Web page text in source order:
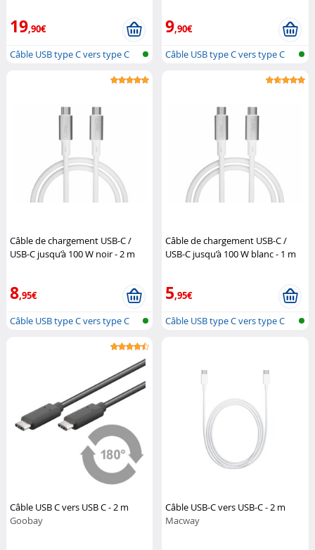
19,90€
Câble USB type C vers type C
9,90€
Câble USB type C vers type C
Câble de chargement USB-C /
USB-C jusqu’à 100 W noir - 2 m
8,95€
Câble USB type C vers type C
Câble de chargement USB-C /
USB-C jusqu’à 100 W blanc - 1 m
5,95€
Câble USB type C vers type C
Câble USB C vers USB C - 2 m
Goobay
Câble USB-C vers USB-C - 2 m
Macway